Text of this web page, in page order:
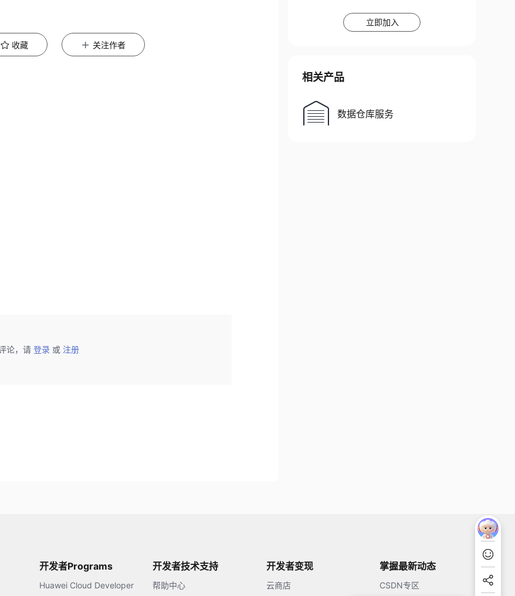
收藏 关注作者
论，请 登录 或 注册
立即加入
相关产品
数据仓库服务
开发者Programs
Huawei Cloud Developer
开发者技术支持
帮助中心
开发者变现
云商店
掌握最新动态
CSDN专区